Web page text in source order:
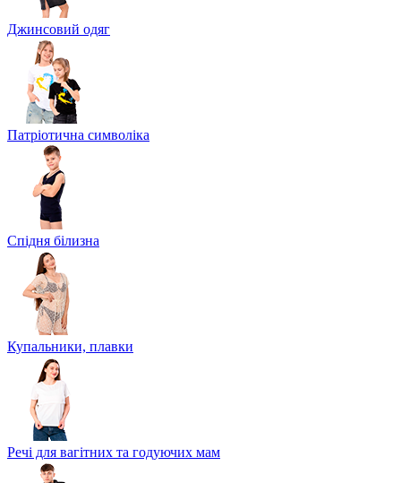
Джинсовий одяг
Патріотична символіка
Спідня білизна
Купальники, плавки
Речі для вагітних та годуючих мам